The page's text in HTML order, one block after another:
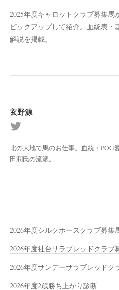
2025年度キャロットクラブ募集馬
ピックアップして紹介。血統表・
解説を掲載。
玄野源
北の大地で馬のお仕事。血統・
田潤氏の流派。
2026年度シルクホースクラブ募集
2026年度社台サラブレッドクラブ
2026年度サンデーサラブレッドク
2026年度2歳勝ち上がり診断